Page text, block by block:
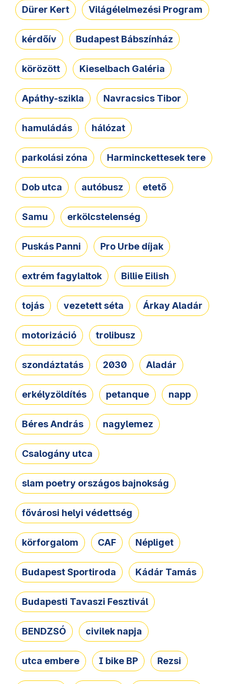
Dürer Kert Világélelmezési Program
kérdőív Budapest Bábszínház
körözött Kieselbach Galéria
Apáthy-szikla Navracsics Tibor
hamuládás hálózat
parkolási zóna Harminckettesek tere
Dob utca autóbusz etető
Samu erkölcstelenség
Puskás Panni Pro Urbe díjak
extrém fagylaltok Billie Eilish
tojás vezetett séta Árkay Aladár
motorizáció trolibusz
szondáztatás 2030 Aladár
erkélyzöldítés petanque napp
Béres András nagylemez
Csalogány utca
slam poetry országos bajnokság
fővárosi helyi védettség
körforgalom CAF Népliget
Budapest Sportiroda Kádár Tamás
Budapesti Tavaszi Fesztivál
BENDZSÓ civilek napja
utca embere I bike BP Rezsi